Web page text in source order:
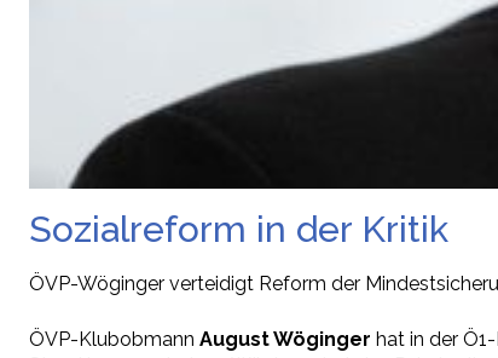
Sozialreform in der Kritik
ÖVP-Wöginger verteidigt Reform der
ÖVP-Klubobmann August Wöginger hat in der